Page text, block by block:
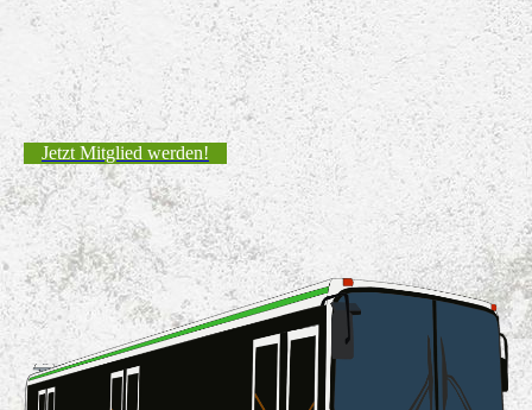
Jetzt Mitglied werden!